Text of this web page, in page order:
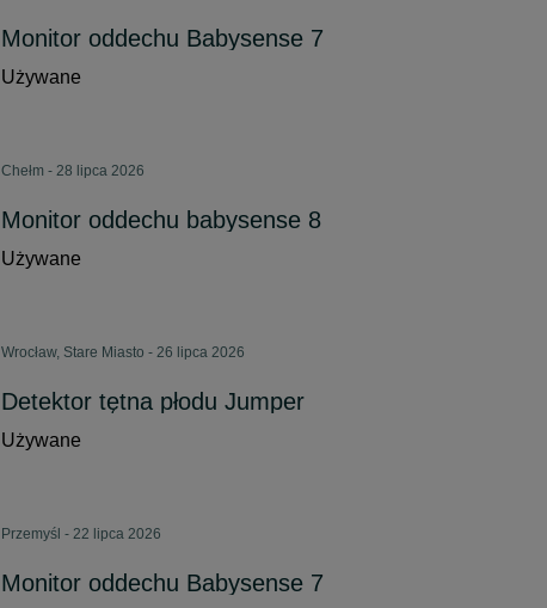
Monitor oddechu Babysense 7
Używane
Chełm - 28 lipca 2026
Monitor oddechu babysense 8
Używane
Wrocław, Stare Miasto - 26 lipca 2026
Detektor tętna płodu Jumper
Używane
Przemyśl - 22 lipca 2026
Monitor oddechu Babysense 7